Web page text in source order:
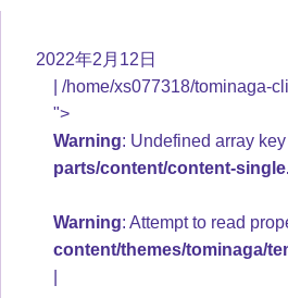
2022年2月12日
/home/xs077318/tominaga-
">
Warning: Undefined array
parts/content/content-
Warning: Attempt to read
content/themes/tominaga/